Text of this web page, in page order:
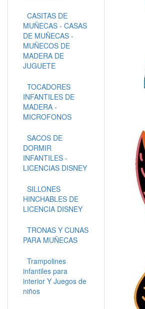
CASITAS DE
MUÑECAS - CASAS
DE MUÑECAS -
MUÑECOS DE
MADERA DE
JUGUETE
TOCADORES
INFANTILES DE
MADERA -
MICROFONOS
SACOS DE
DORMIR
INFANTILES -
LICENCIAS DISNEY
SILLONES
HINCHABLES DE
LICENCIA DISNEY
TRONAS Y CUNAS
PARA MUÑECAS
Trampolines
infantiles para
interior Y Juegos de
niños